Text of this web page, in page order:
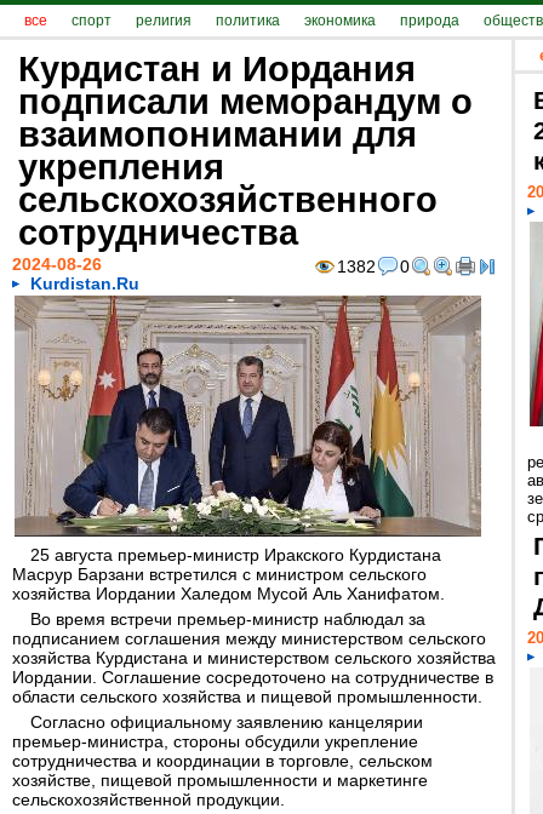
все спорт религия политика экономика природа
Курдистан и Иордания
подписали меморандум о
взаимопонимании для
укрепления
сельскохозяйственного
сотрудничества
1382 0
2024-08-26
Kurdistan.Ru
25 августа премьер-министр Иракского Курдистана
Масрур Барзани встретился с министром сельского
хозяйства Иордании Халедом Мусой Аль Ханифатом.
Во время встречи премьер-министр наблюдал за
подписанием соглашения между министерством сельского
хозяйства Курдистана и министерством сельского хозяйства
Иордании. Соглашение сосредоточено на сотрудничестве в
области сельского хозяйства и пищевой промышленности.
Согласно официальному заявлению канцелярии
премьер-министра, стороны обсудили укрепление
сотрудничества и координации в торговле, сельском
хозяйстве, пищевой промышленности и маркетинге
сельскохозяйственной продукции.